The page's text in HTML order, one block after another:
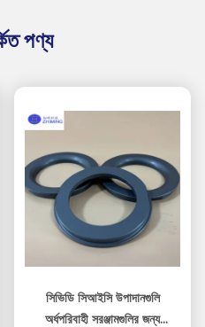
পণ্য
সিভিডি সিআইসি উপাদানগুলি
অর্ধপরিবাহী সরঞ্জামগুলির জন্য